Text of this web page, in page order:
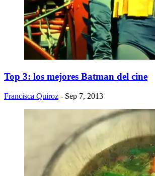
Top 3: los mejores Batman del cine
Francisca Quiroz - Sep 7, 2013